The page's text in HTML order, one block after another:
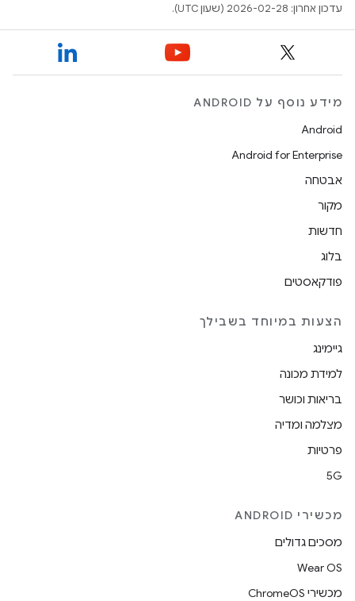
עדכון אחרון: 2026-02-28 (שעון UTC).
מידע נוסף על ANDROID
Android
Android for Enterprise
אבטחה
מקור
חדשות
בלוג
פודקאסטים
הצעות במיוחד בשבילך
גיימינג
למידת מכונה
בריאות וכושר
מצלמה ומדיה
פרטיות
5G
מכשירי ANDROID
מסכים גדולים
Wear OS
מכשירי ChromeOS